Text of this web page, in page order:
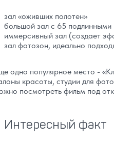
зал «оживших полотен»
большой зал с 65 подлинными
иммерсивный зал (создает
зал фотозон, идеально
одно популярное место -
красоты, студии для
посмотреть фильм под
Интересный факт